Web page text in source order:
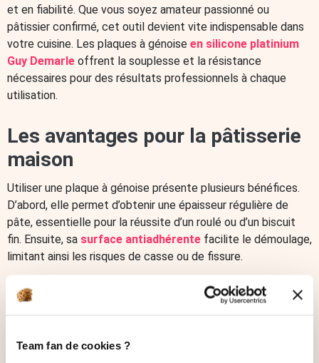
Team fan de cookies ?
ustensiles de cuisine pratiques
Emporte pièces Pâtisserie
Boîtes pâtisserie
Épicerie en ligne
Aides culinaires
Pates à pain et levures
Arômes et extraits
Colorants alimentaires
Infusions et Bouillons
Ingrédients techniques
Préparations à gateaux
Ferments yaourt
Décoration de bûche de Noël
Décorations de gâteaux comestibles
Pates sucrés et coulis sucrés
Fruits secs et confits
Spray alimentaire
Gélatine et gélifiant
Topping
Glaçage pâtisserie
Fourrage pâtisserie
Epicerie fine
Epices et condiments
Huiles et vinaigres
Préparations culinaires
Tartinables et sauces
Graines comestibles
Apéritifs
Produits Bio
Nouveautés Épicerie
Guy Demarle Days - Épicerie
et en fiabilité. Que vous soyez amateur passionné ou
pâtissier confirmé, cet outil devient vite indispensable dans
votre cuisine. Les plaques à génoise en silicone platinium
Guy Demarle offrent la souplesse et la résistance
nécessaires pour des résultats professionnels à chaque
utilisation.
Les avantages pour la pâtisserie
maison
Utiliser une plaque à génoise présente plusieurs bénéfices.
D’abord, elle permet d’obtenir une épaisseur régulière de
pâte, essentielle pour la réussite d’un roulé ou d’un biscuit
fin. Ensuite, sa surface antiadhérente facilite le démoulage,
limitant ainsi les risques de casse ou de fissure.
Grâce au
, exclusif à Guy Demarle, les
plaques résistent aux hautes températures et conservent
Enfin, leur entretien est rapide : un simple rinçage suffit dans